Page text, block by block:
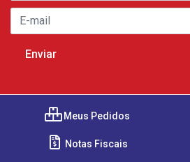
Meus Pedidos
Notas Fiscais